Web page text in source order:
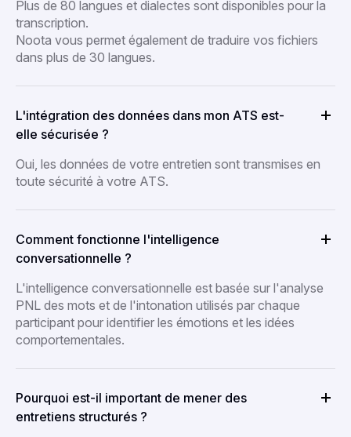
Plus de 80 langues et dialectes sont disponibles pour la
transcription.
Noota vous permet également de traduire vos fichiers
dans plus de 30 langues.
L'intégration des données dans mon ATS est-
elle sécurisée ?
Oui, les données de votre entretien sont transmises en
toute sécurité à votre ATS.
Comment fonctionne l'intelligence
conversationnelle ?
L'intelligence conversationnelle est basée sur l'analyse
PNL des mots et de l'intonation utilisés par chaque
participant pour identifier les émotions et les idées
comportementales.
Pourquoi est-il important de mener des
entretiens structurés ?